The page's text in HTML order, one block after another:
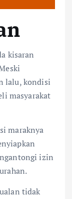
kisaran
lalu, kondisi
masyarakat
maraknya
izin
tidak